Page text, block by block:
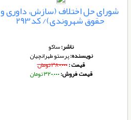
شورای حل اختلاف (سازش، داوری و
حقوق شهروندی)/ کد293
ناشر:ساکو
نویسنده:پرستو طهرانچیان
قیمت :۳۸۰,۰۰۰ تومان
قیمت فروش:۳۲۰,۰۰۰ تومان